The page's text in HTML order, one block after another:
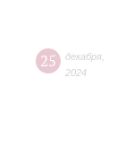
25 декабря
2024